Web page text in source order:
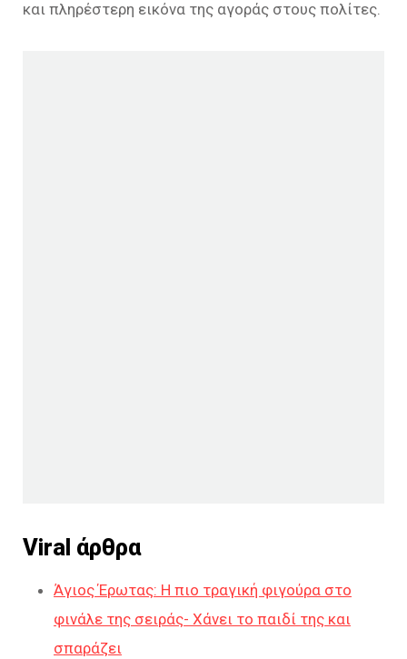
και πληρέστερη εικόνα της αγοράς στους πολίτες.
Viral άρθρα
Άγιος Έρωτας: Η πιο τραγική φιγούρα στο
φινάλε της σειράς- Χάνει το παιδί της και
σπαράζει